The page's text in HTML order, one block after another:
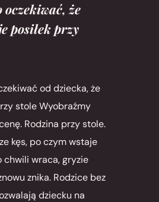
oczekiwać, że
posiłek przy
od dziecka, że
stole Wyobraźmy
Rodzina przy stole.
kęs, po czym wstaje
chwili wraca, gryzie
znika. Rodzice bez
dziecku na